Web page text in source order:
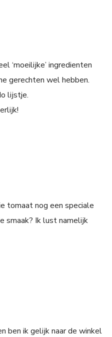
‘moeilijke’ ingredienten
gerechten wel hebben.
lijstje.
tomaat nog een speciale
smaak? Ik lust namelijk
ben ik gelijk naar de winkel